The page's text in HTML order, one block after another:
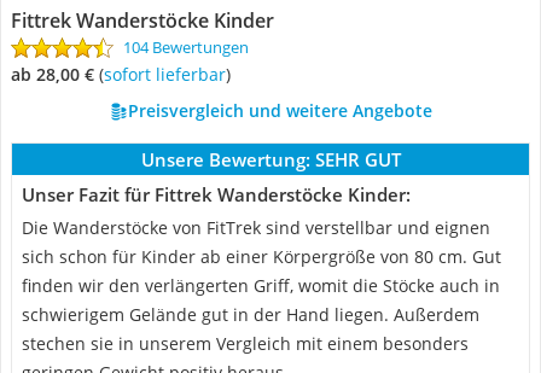
Fittrek Wanderstöcke Kinder
104 Bewertungen
ab 28,00 € ( Sofort lieferbar)
Preisvergleich und weitere Angebote
Unsere Bewertung: SEHR GUT
Unser Fazit für Fittrek Wanderstöcke Kinder:
Die Wanderstöcke von FitTrek sind verstellbar und eignen
sich schon für Kinder ab einer Körpergröße von 80 cm. Gut
finden wir den verlängerten Griff, womit die Stöcke auch in
schwierigem Gelände gut in der Hand liegen. Außerdem
stechen sie in unserem Vergleich mit einem besonders